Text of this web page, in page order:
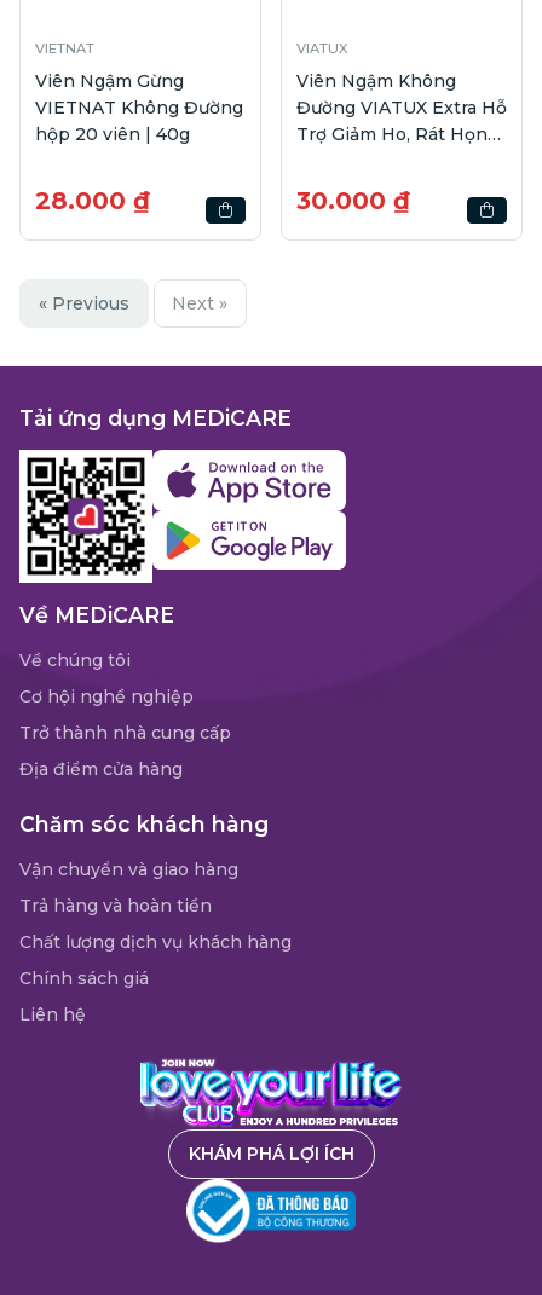
VIETNAT
Viên Ngậm Gừng
VIETNAT Không Đường
hộp 20 viên | 40g
28.000 ₫
VIATUX
Viên Ngậm Không
Đường VIATUX Extra Hỗ
Trợ Giảm Ho, Rát Họng
30.000 ₫
« Previous Next »
Tải ứng dụng MEDiCARE
Về MEDiCARE
Về chúng tôi
Cơ hội nghề nghiệp
Trở thành nhà cung cấp
Địa điểm cửa hàng
Chăm sóc khách hàng
Vận chuyển và giao hàng
Trả hàng và hoàn tiền
Chất lượng dịch vụ khách hàng
Chính sách giá
Liên hệ
KHÁM PHÁ LỢI ÍCH